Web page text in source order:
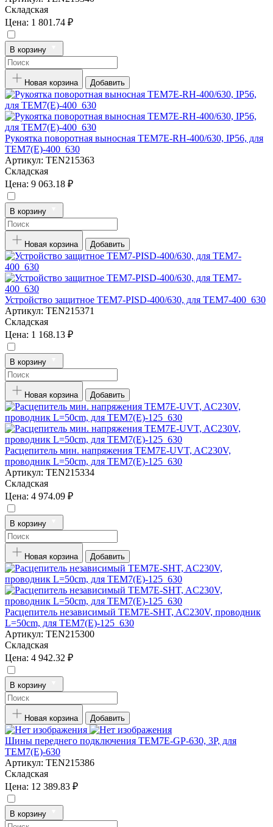
Складская
Цена: 1 801.74 ₽
В корзину
Новая корзина Добавить
Рукоятка поворотная выносная TEM7E-RH-400/630, IP56, для
TEM7(E)-400_630
Артикул: TEN215363
Складская
Цена: 9 063.18 ₽
В корзину
Новая корзина Добавить
Устройство защитное TEM7-PISD-400/630, для TEM7-400_630
Артикул: TEN215371
Складская
Цена: 1 168.13 ₽
В корзину
Новая корзина Добавить
Расцепитель мин. напряжения TEM7E-UVT, AC230V,
проводник L=50cm, для TEM7(E)-125_630
Артикул: TEN215334
Складская
Цена: 4 974.09 ₽
В корзину
Новая корзина Добавить
Расцепитель независимый TEM7E-SHT, AC230V, проводник
L=50cm, для TEM7(E)-125_630
Артикул: TEN215300
Складская
Цена: 4 942.32 ₽
В корзину
Новая корзина Добавить
Шины переднего подключения TEM7E-GP-630, 3P, для
TEM7(E)-630
Артикул: TEN215386
Складская
Цена: 12 389.83 ₽
В корзину